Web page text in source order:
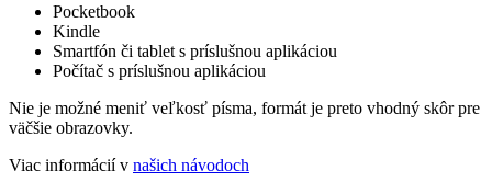
Pocketbook
Kindle
Smartfón či tablet s príslušnou aplikáciou
Počítač s príslušnou aplikáciou
Nie je možné meniť veľkosť písma, formát je preto vhodný skôr pre
väčšie obrazovky.
Viac informácií v našich návodoch